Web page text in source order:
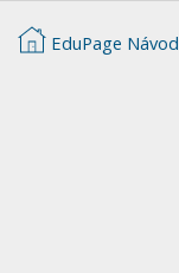
EduPage Návod